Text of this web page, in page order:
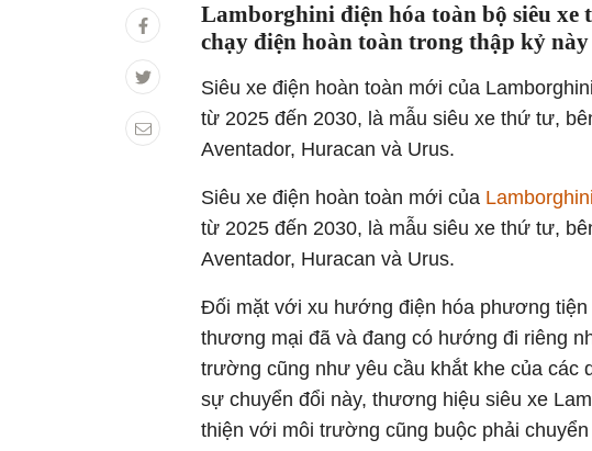
Lamborghini điện hóa toàn bộ siêu xe
chạy điện hoàn toàn trong thập kỷ này
Siêu xe điện hoàn toàn mới của
từ 2025 đến 2030, là mẫu siêu xe thứ tư,
Aventador, Huracan và Urus.
Siêu xe điện hoàn toàn mới của Lamborghini
từ 2025 đến 2030, là mẫu siêu xe thứ tư,
Aventador, Huracan và Urus.
Đối mặt với xu hướng điện hóa phương tiện
thương mại đã và đang có hướng đi riêng
trường cũng như yêu cầu khắt khe của các
sự chuyển đổi này, thương hiệu siêu xe
thiện với môi trường cũng buộc phải